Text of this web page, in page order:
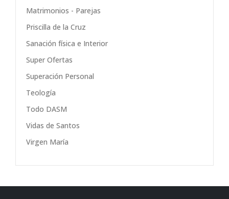
Matrimonios - Parejas
Priscilla de la Cruz
Sanación física e Interior
Super Ofertas
Superación Personal
Teología
Todo DASM
Vidas de Santos
Virgen María